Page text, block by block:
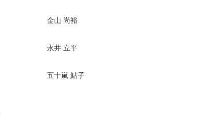
金山 尚裕
永井 立平
五十嵐 鮎子